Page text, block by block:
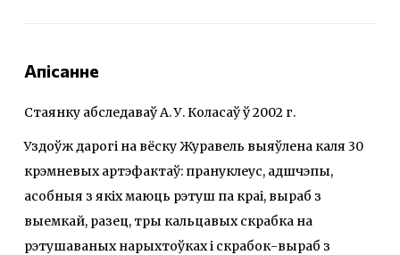
Апісанне
Стаянку абследаваў А. У. Коласаў ў 2002 г.
Уздоўж дарогі на вёску Журавель выяўлена каля 30
крэмневых артэфактаў: прануклеус, адшчэпы,
асобныя з якіх маюць рэтуш па краі, выраб з
выемкай, разец, тры кальцавых скрабка на
рэтушаваных нарыхтоўках і скрабок-выраб з